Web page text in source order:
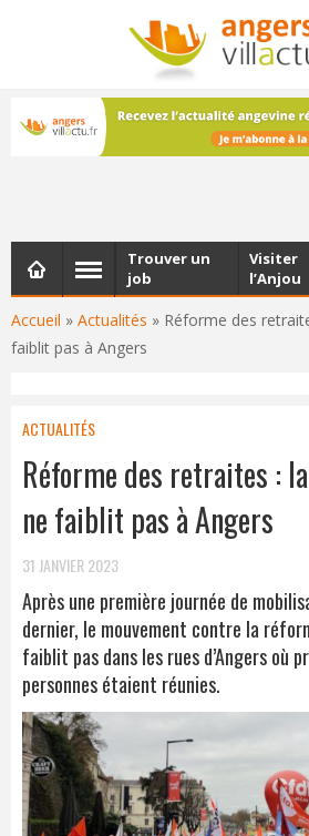
Les dernières actualités d'Angers,
votre boîte e-mail
Accueil » Actualités » Réforme des
faiblit pas à Angers
Trouver un
job
Visiter
l’Anjou
ACTUALITÉS
Réforme des retraites :
ne faiblit pas à Angers
31 JANVIER 2023
Après une première journée de
dernier, le mouvement contre la
faiblit pas dans les rues d’Angers où
personnes étaient réunies.